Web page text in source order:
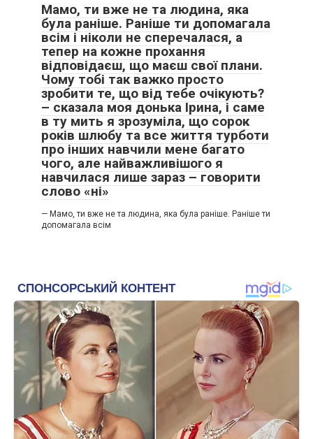
Мамо, ти вже не та людина, яка
була раніше. Раніше ти допомагала
всім і ніколи не сперечалася, а
тепер на кожне прохання
відповідаєш, що маєш свої плани.
Чому тобі так важко просто
зробити те, що від тебе очікують?
– сказала моя донька Ірина, і саме
в ту мить я зрозуміла, що сорок
років шлюбу та все життя турботи
про інших навчили мене багато
чого, але найважливішого я
навчилася лише зараз – говорити
слово «ні»
— Мамо, ти вже не та людина, яка була раніше. Раніше ти
допомагала всім